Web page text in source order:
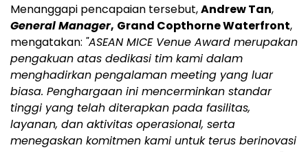
Menanggapi pencapaian tersebut,Andrew Tan,
General Manager, Grand Copthorne Waterfront,
mengatakan: "ASEAN MICE Venue Award merupakan
pengakuan atas dedikasi tim kami dalam
menghadirkan pengalaman meeting yang luar
biasa. Penghargaan ini mencerminkan standar
tinggi yang telah diterapkan pada fasilitas,
layanan, dan aktivitas operasional, serta
menegaskan komitmen kami untuk terus berinovasi